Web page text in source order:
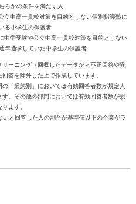
らかの条件を満たす人
立中高一貫校対策を目的としない個別指導塾に
る小学生の保護者
中学受験や公立中高一貫校対策を目的としない
年通学していた中学生の保護者
ーニング（回収したデータから不正回答や異
答を除外した上で作成しています。
「業態別」においては有効回答者数が規定人
。その他の部門においては有効回答者数が規
ます。
と回答した人の割合が基準値以下の企業がラ